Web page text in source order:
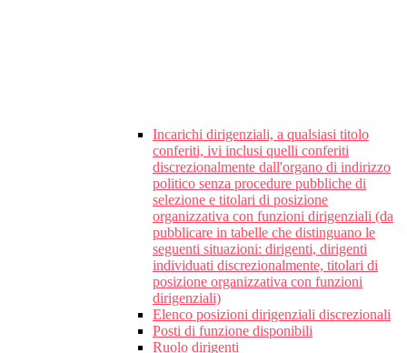
Incarichi dirigenziali, a qualsiasi titolo
conferiti, ivi inclusi quelli conferiti
discrezionalmente dall'organo di indirizzo
politico senza procedure pubbliche di
selezione e titolari di posizione
organizzativa con funzioni dirigenziali (da
pubblicare in tabelle che distinguano le
seguenti situazioni: dirigenti, dirigenti
individuati discrezionalmente, titolari di
posizione organizzativa con funzioni
dirigenziali)
Elenco posizioni dirigenziali discrezionali
Posti di funzione disponibili
Ruolo dirigenti